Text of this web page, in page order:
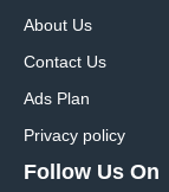
About Us
Contact Us
Ads Plan
Privacy policy
Follow Us On